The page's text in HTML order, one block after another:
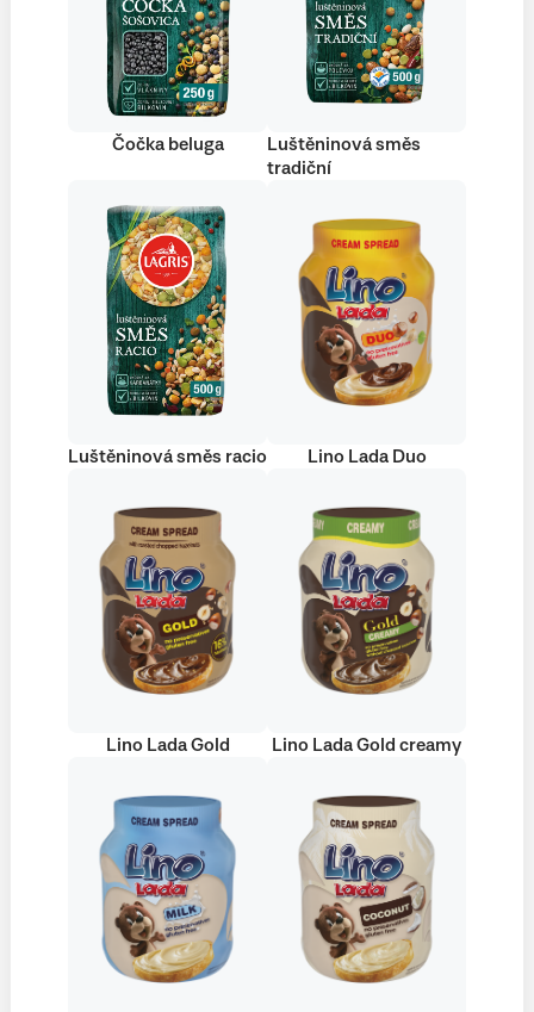
Čočka beluga
Luštěninová směs
tradiční
Luštěninová směs racio Lino Lada Duo
Lino Lada Gold Lino Lada Gold creamy